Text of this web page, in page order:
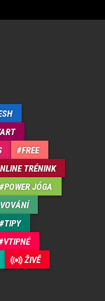
FREE
TRÉNINK
POWER JÓGA
TIPY
VTIPNÉ
ŽIVĚ